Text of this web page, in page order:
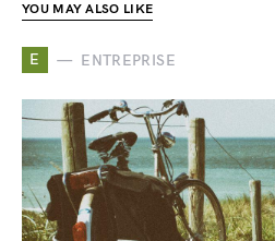
YOU MAY ALSO LIKE
E ENTREPRISE